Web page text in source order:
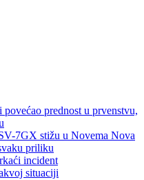
prednost u prvenstvu,
7GX stižu u Novema Nova
priliku
incident
situaciji